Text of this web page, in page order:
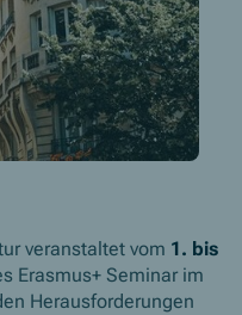
veranstaltet vom 1. bis
Erasmus+ Seminar im
Herausforderungen